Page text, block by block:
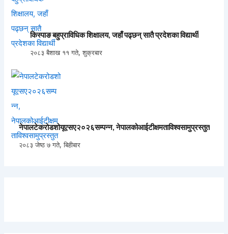
किस्पाङ बहुप्राविधिक शिक्षालय, जहाँ पढ्छन् सातै प्रदेशका विद्यार्थी
२०८३ बैशाख ११ गते, शुक्रबार
नेपालटेकरोडशोयूएसए२०२६सम्पन्न, नेपालकोआईटीक्षमताविश्वसामुप्रस्तुत
२०८३ जेष्ठ ७ गते, बिहीबार